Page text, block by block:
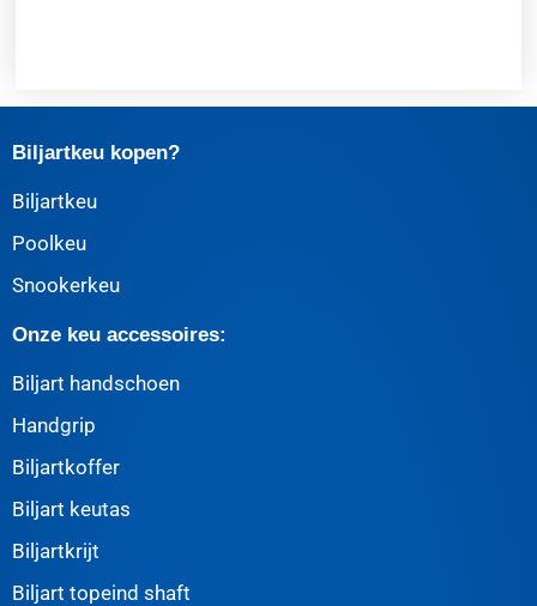
Biljartkeu kopen?
Biljartkeu
Poolkeu
Snookerkeu
Onze keu accessoires:
Biljart handschoen
Handgrip
Biljartkoffer
Biljart keutas
Biljartkrijt
Biljart topeind shaft